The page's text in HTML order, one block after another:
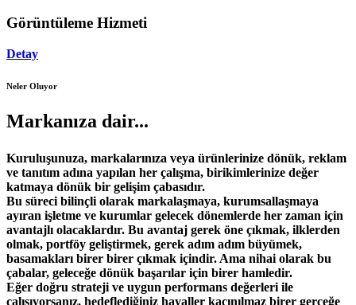
Görüntüleme Hizmeti
Detay
Neler Oluyor
Markanıza dair...
Kuruluşunuza, markalarınıza veya ürünlerinize dönük, reklam
ve tanıtım adına yapılan her çalışma, birikimlerinize değer
katmaya dönük bir gelişim çabasıdır.
Bu süreci bilinçli olarak markalaşmaya, kurumsallaşmaya
ayıran işletme ve kurumlar gelecek dönemlerde her zaman için
avantajlı olacaklardır. Bu avantaj gerek öne çıkmak, ilklerden
olmak, portföy geliştirmek, gerek adım adım büyümek,
basamakları birer birer çıkmak içindir. Ama nihai olarak bu
çabalar, geleceğe dönük başarılar için birer hamledir.
Eğer doğru strateji ve uygun performans değerleri ile
çalışıyorsanız, hedeflediğiniz hayaller kaçınılmaz birer gerçeğe